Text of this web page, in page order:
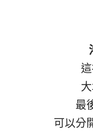
最
可以分